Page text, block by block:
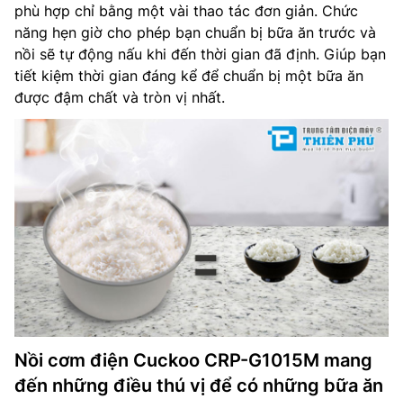
phù hợp chỉ bằng một vài thao tác đơn giản. Chức
năng hẹn giờ cho phép bạn chuẩn bị bữa ăn trước và
nồi sẽ tự động nấu khi đến thời gian đã định. Giúp bạn
tiết kiệm thời gian đáng kể để chuẩn bị một bữa ăn
được đậm chất và tròn vị nhất.
Nồi cơm điện Cuckoo CRP-G1015M mang
đến những điều thú vị để có những bữa ăn